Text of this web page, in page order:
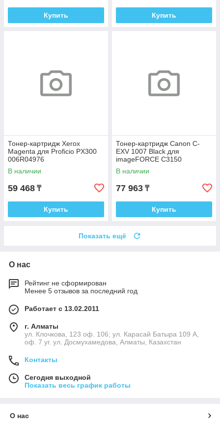
Купить Купить
Тонер-картридж Xerox
Magenta для Proficio PX300
006R04976
В наличии
59 468 ₸
Купить
Тонер-картридж Canon C-
EXV 1007 Black для
imageFORCE C3150
6729C002
В наличии
77 963 ₸
Купить
Показать ещё
О нас
Рейтинг не сформирован
Менее 5 отзывов за последний год
Работает с 13.02.2011
г. Алматы
ул. Клочкова, 123 оф. 106; ул. Карасай Батыра 109 А,
оф. 7 уг. ул. Досмухамедова, Алматы, Казахстан
Контакты
Сегодня выходной
Показать весь график работы
О нас